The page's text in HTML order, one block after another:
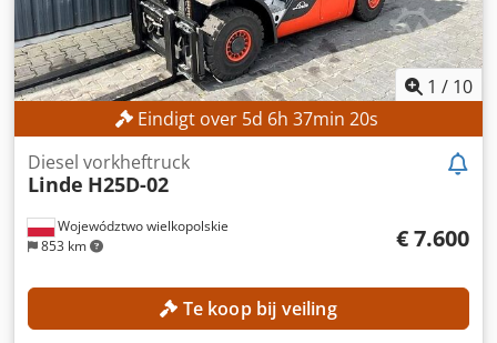
1 / 10
Eindigt over 5d 6h 37min 18s
Województwo wielkopolskie
853 km
Diesel vorkheftruck
Linde H25D-02
€ 7.600
Te koop bij veiling